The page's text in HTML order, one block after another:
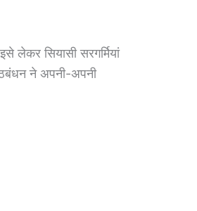
लेकर सियासी सरगर्मियां
ने अपनी-अपनी